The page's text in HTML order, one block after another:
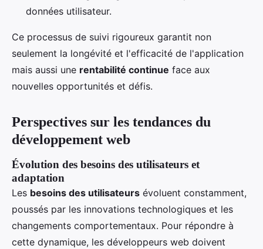
données utilisateur.
Ce processus de suivi rigoureux garantit non
seulement la longévité et l'efficacité de l'application
mais aussi une rentabilité continue face aux
nouvelles opportunités et défis.
Perspectives sur les tendances du
développement web
Évolution des besoins des utilisateurs et
adaptation
Les besoins des utilisateurs évoluent constamment,
poussés par les innovations technologiques et les
changements comportementaux. Pour répondre à
cette dynamique, les développeurs web doivent